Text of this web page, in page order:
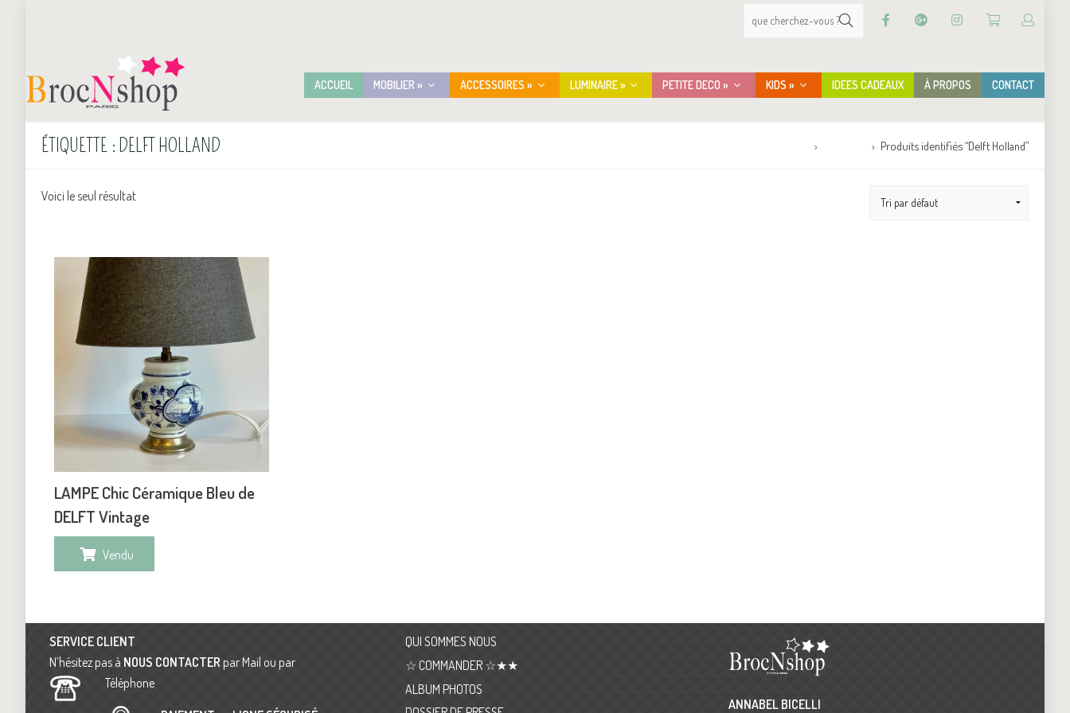
ACCUEIL MOBILIER » ACCESSOIRES » LUMINAIRE » PETITE DECO » KIDS » IDEES CADEAUX À PROPOS CONTACT
ÉTIQUETTE : DELFT HOLLAND Produits identifiés “Delft Holland”
Voici le seul résultat
LAMPE Chic Céramique Bleu de
DELFT Vintage
Vendu
SERVICE CLIENT
N’hésitez pas à NOUS CONTACTER par Mail ou par
Téléphone
QUI SOMMES NOUS
☆ COMMANDER ☆★★
ALBUM PHOTOS
ANNABEL BICELLI